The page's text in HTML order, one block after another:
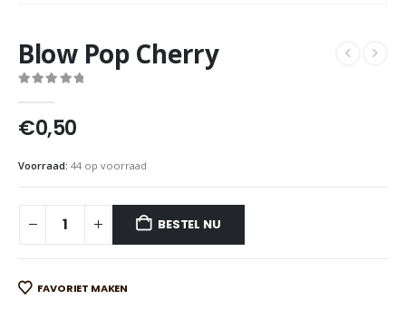
Blow Pop Cherry
€0,50
Voorraad: 44 op voorraad
BESTEL NU
FAVORIET MAKEN